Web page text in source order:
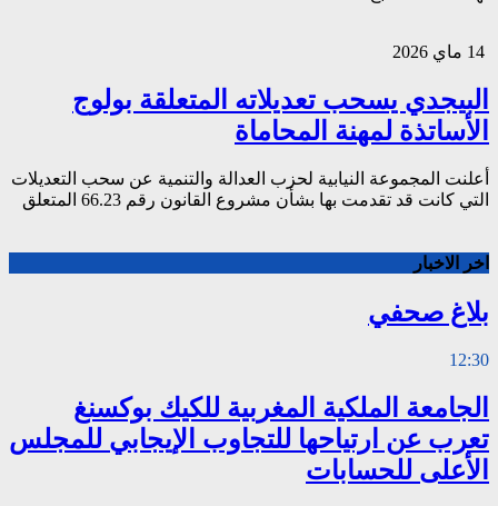
البيجدي يسحب تعديلاته المتعلقة بولوج
الأساتذة لمهنة المحاماة
أعلنت المجموعة النيابية لحزب العدالة والتنمية عن سحب التعديلات
التي كانت قد تقدمت بها بشأن مشروع القانون رقم 66.23 المتعلق
اخر الاخبار
بلاغ صحفي
12:30
الجامعة الملكية المغربية للكيك بوكسنغ
تعرب عن ارتياحها للتجاوب الإيجابي للمجلس
الأعلى للحسابات